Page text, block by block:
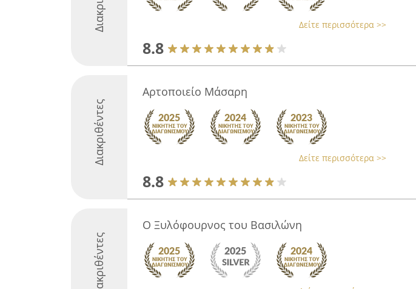
Δείτε περισσότερα >>
8.8
Διακριθέντες
Αρτοποιείο Μάσαρη
Δείτε περισσότερα >>
8.8
Διακριθέντες
Ο Ξυλόφουρνος του Βασιλώνη